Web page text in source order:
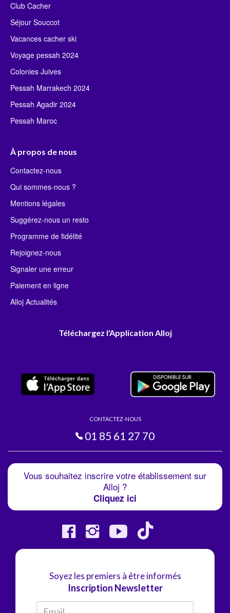
Club Cacher
Séjour Souccot
Vacances cacher ski
Voyage pessah 2024
Colonies Juives
Pessah Marrakech 2024
Pessah Agadir 2024
Pessah Maroc
À propos de nous
Contactez-nous
Qui sommes-nous ?
Mentions légales
Suggérez-nous un resto
Programme de fidélité
Rejoignez-nous
Signaler une erreur
Paiement en ligne
Alloj Actualités
Téléchargez l'Application Alloj
CONTACTEZ-NOUS
01 85 61 27 70
Vous souhaitez inscrire votre établissement sur
Alloj ?
Cliquez ici
Soyez les premiers à être informés
Inscription Newsletter